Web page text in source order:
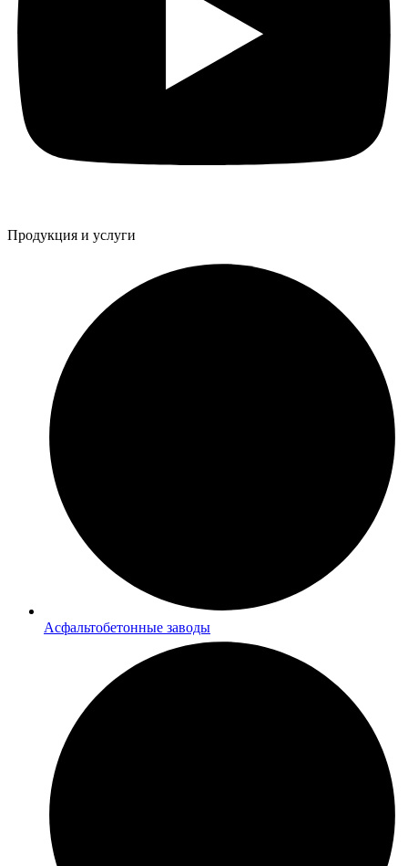
Продукция и услуги
Асфальтобетонные заводы